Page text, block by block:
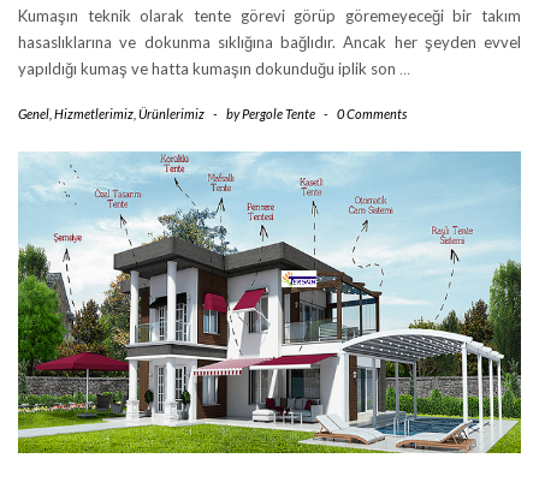
Kumaşın teknik olarak tente görevi görüp göremeyeceği bir takım
hasaslıklarına ve dokunma sıklığına bağlıdır. Ancak her şeyden evvel
yapıldığı kumaş ve hatta kumaşın dokunduğu iplik son …
Genel Hizmetlerimiz Ürünlerimiz - byPergole Tente - 0 Comments